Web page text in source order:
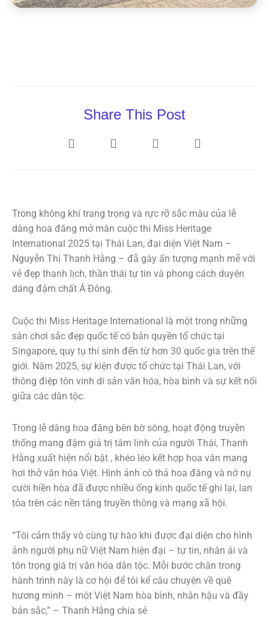
Share This Post
Trong không khí trang trọng và rực rỡ sắc màu của lễ
dâng hoa đăng mở màn cuộc thi Miss Heritage
International 2025 tại Thái Lan, đại diện Việt Nam –
Nguyễn Thị Thanh Hằng – đã gây ấn tượng mạnh mẽ với
vẻ đẹp thanh lịch, thần thái tự tin và phong cách duyên
dáng đậm chất Á Đông.
Cuộc thi Miss Heritage International là một trong những
sân chơi sắc đẹp quốc tế có bản quyền tổ chức tại
Singapore, quy tụ thí sinh đến từ hơn 30 quốc gia trên thế
giới. Năm 2025, sự kiện được tổ chức tại Thái Lan, với
thông điệp tôn vinh di sản văn hóa, hòa bình và sự kết nối
giữa các dân tộc.
Trong lễ dâng hoa đăng bên bờ sông, hoạt động truyền
thống mang đậm giá trị tâm linh của người Thái, Thanh
Hằng xuất hiện nổi bật , khéo léo kết hợp hoa văn mang
hơi thở văn hóa Việt. Hình ảnh cô thả hoa đăng và nở nụ
cười hiền hòa đã được nhiều ống kính quốc tế ghi lại, lan
tỏa trên các nền tảng truyền thông và mạng xã hội.
“Tôi cảm thấy vô cùng tự hào khi được đại diện cho hình
ảnh người phụ nữ Việt Nam hiện đại – tự tin, nhân ái và
tôn trọng giá trị văn hóa dân tộc. Mỗi bước chân trong
hành trình này là cơ hội để tôi kể câu chuyện về quê
hương mình – một Việt Nam hòa bình, nhân hậu và đầy
bản sắc,” – Thanh Hằng chia sẻ